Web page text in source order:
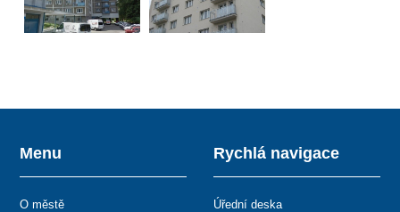
Menu
O městě
Rychlá navigace
Úřední deska